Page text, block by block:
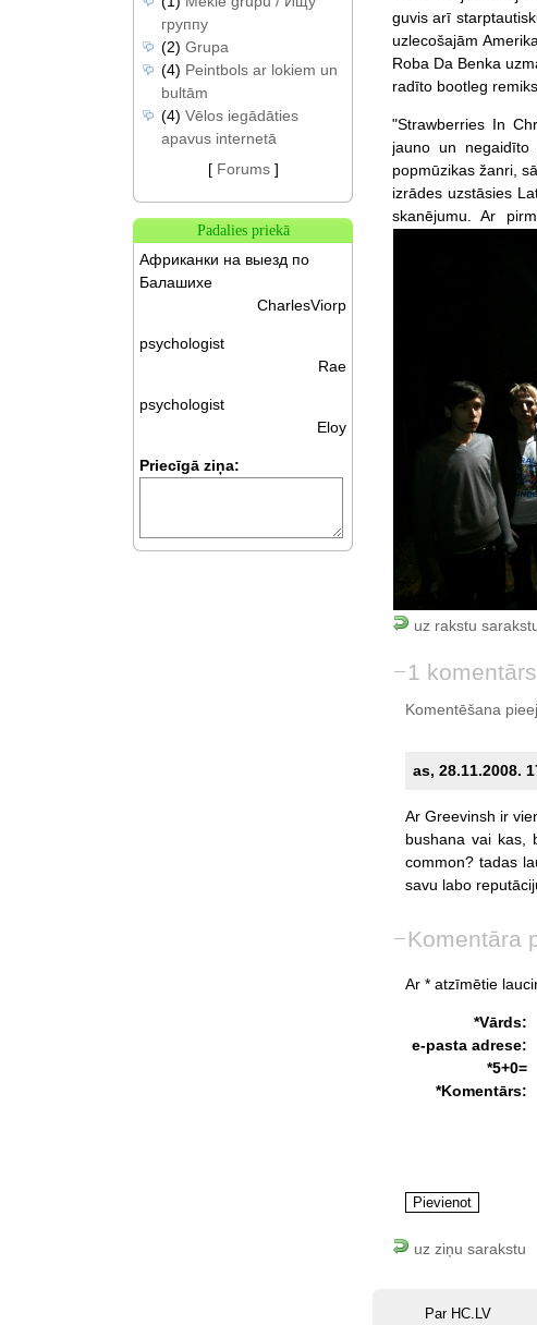
guvis arī
uzlecošajām
Roba Da Benka
radīto bootleg
"Strawberries In
jauno un negaidīto
popmūzikas žanri,
izrādes uzstāsies
skanējumu. Ar
uz rakstu
1 komentārs
Komentēšana
as, 28.11.2008.
Ar Greevinsh ir
bushana vai kas,
common? tadas
savu labo
Komentāra
Ar * atzīmētie
*Vārds:
e-pasta adrese:
*5+0=
*Komentārs:
uz ziņu sarakstu
Par HC.LV
группу
(2) Grupa
(4) Peintbols ar lokiem un
bultām
(4) Vēlos iegādāties
apavus internetā
[ Forums]
Padalies priekā
Африканки на выезд по
Балашихе
CharlesViorp
psychologist
Rae
psychologist
Eloy
Priecīgā ziņa: